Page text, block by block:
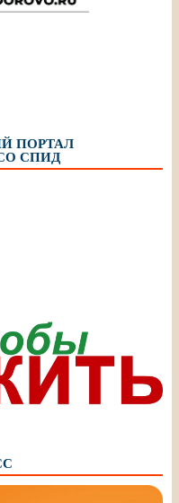
ПОРТАЛ
СПИД